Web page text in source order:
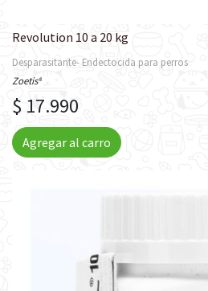
Revolution 10 a 20 kg
Desparasitante- Endectocida para perros
Zoetis®
$ 17.990
Agregar al carro